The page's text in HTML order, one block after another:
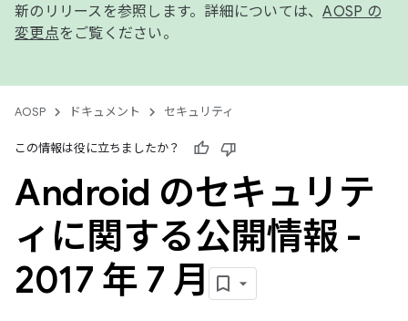
新のリリースを参照します。詳細については、AOSP の
変更点をご覧ください。
AOSP ドキュメント セキュリティ
この情報は役に立ちましたか？
Android のセキュリテ
ィに関する公開情報 -
2017 年 7 月